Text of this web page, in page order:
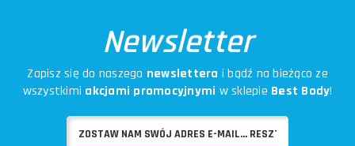
Newsletter
Zapisz się do naszego newslettera i bądź na bieżąco ze
wszystkimi akcjami promocyjnymi w sklepie Best Body!